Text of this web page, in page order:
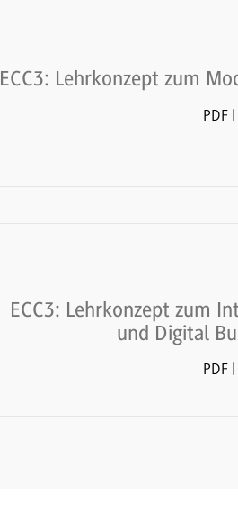
ECC3: Lehrkonzept zum
PDF
ECC3: Lehrkonzept zum
und Digital
PDF